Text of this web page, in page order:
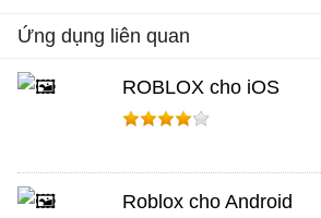
Ứng dụng liên quan
ROBLOX cho iOS
Roblox cho Android